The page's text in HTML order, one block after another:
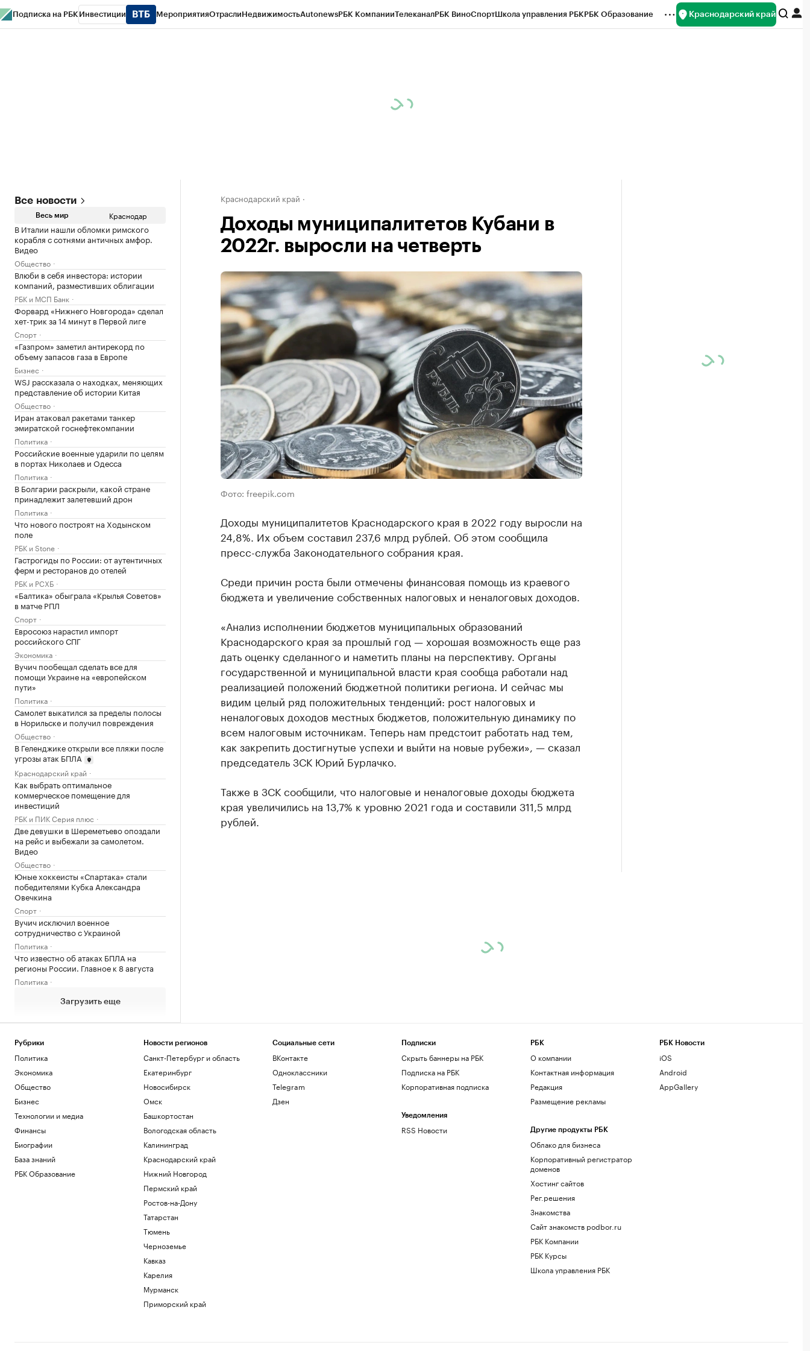
Подписка на РБК Инвестиции МероприятияОтраслиНедвижимостьAutonewsРБК КомпанииТелеканалРБК ВиноСпортШкола управления РБКРБК Образование Краснодарский край
Все новости
Весь мир Краснодар
В Италии нашли обломки римского
корабля с сотнями античных амфор.
Видео
Общество
Влюби в себя инвестора: истории
компаний, разместивших облигации
РБК и МСП Банк
Форвард «Нижнего Новгорода» сделал
хет-трик за 14 минут в Первой лиге
Спорт
«Газпром» заметил антирекорд по
объему запасов газа в Европе
Бизнес
WSJ рассказала о находках, меняющих
представление об истории Китая
Общество
Иран атаковал ракетами танкер
эмиратской госнефтекомпании
Политика
Российские военные ударили по целям
в портах Николаев и Одесса
Политика
В Болгарии раскрыли, какой стране
принадлежит залетевший дрон
Политика
Что нового построят на Ходынском
поле
РБК и Stone
Гастрогиды по России: от аутентичных
ферм и ресторанов до отелей
РБК и РСХБ
«Балтика» обыграла «Крылья Советов»
в матче РПЛ
Спорт
Евросоюз нарастил импорт
российского СПГ
Экономика
Вучич пообещал сделать все для
помощи Украине на «европейском
пути»
Политика
Самолет выкатился за пределы полосы
в Норильске и получил повреждения
Общество
В Геленджике открыли все пляжи после
угрозы атак БПЛА
Краснодарский край
Как выбрать оптимальное
коммерческое помещение для
инвестиций
РБК и ПИК Серия плюс
Две девушки в Шереметьево опоздали
на рейс и выбежали за самолетом.
Видео
Общество
Юные хоккеисты «Спартака» стали
победителями Кубка Александра
Овечкина
Спорт
Вучич исключил военное
сотрудничество с Украиной
Политика
Что известно об атаках БПЛА на
регионы России. Главное к 8 августа
Политика
Загрузить еще
Краснодарский край
Доходы муниципалитетов Кубани в
2022г. выросли на четверть
Фото: freepik.com
Доходы муниципалитетов Краснодарского края в 2022 году выросли на
24,8%. Их объем составил 237,6 млрд рублей. Об этом сообщила
пресс-служба Законодательного собрания края.
Среди причин роста были отмечены финансовая помощь из краевого
бюджета и увеличение собственных налоговых и неналоговых доходов.
«Анализ исполнении бюджетов муниципальных образований
Краснодарского края за прошлый год — хорошая возможность еще раз
дать оценку сделанного и наметить планы на перспективу. Органы
государственной и муниципальной власти края сообща работали над
реализацией положений бюджетной политики региона. И сейчас мы
видим целый ряд положительных тенденций: рост налоговых и
неналоговых доходов местных бюджетов, положительную динамику по
всем налоговым источникам. Теперь нам предстоит работать над тем,
как закрепить достигнутые успехи и выйти на новые рубежи», — сказал
председатель ЗСК Юрий Бурлачко.
Также в ЗСК сообщили, что налоговые и неналоговые доходы бюджета
края увеличились на 13,7% к уровню 2021 года и составили 311,5 млрд
рублей.
Рубрики
Политика
Экономика
Общество
Бизнес
Технологии и медиа
Финансы
Биографии
База знаний
РБК Образование
Новости регионов
Санкт-Петербург и область
Екатеринбург
Новосибирск
Омск
Башкортостан
Вологодская область
Калининград
Краснодарский край
Нижний Новгород
Пермский край
Ростов-на-Дону
Татарстан
Тюмень
Черноземье
Кавказ
Карелия
Мурманск
Приморский край
Социальные сети
ВКонтакте
Одноклассники
Telegram
Дзен
Подписки
Скрыть баннеры на РБК
Подписка на РБК
Корпоративная подписка
Уведомления
RSS Новости
РБК
О компании
Контактная информация
Редакция
Размещение рекламы
Другие продукты РБК
Облако для бизнеса
Корпоративный регистратор
доменов
Хостинг сайтов
Рег.решения
Знакомства
Сайт знакомств podbor.ru
РБК Компании
РБК Курсы
Школа управления РБК
РБК Новости
iOS
Android
AppGallery